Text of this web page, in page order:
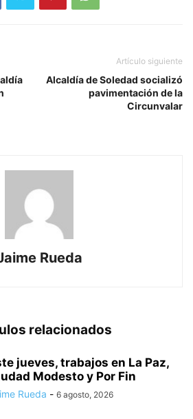
Artículo siguiente
Alcaldía de Soledad socializó
pavimentación de la
Circunvalar
Rueda
relacionados
jueves, trabajos en La Paz,
Modesto y Por Fin
Rueda - 6 agosto, 2026